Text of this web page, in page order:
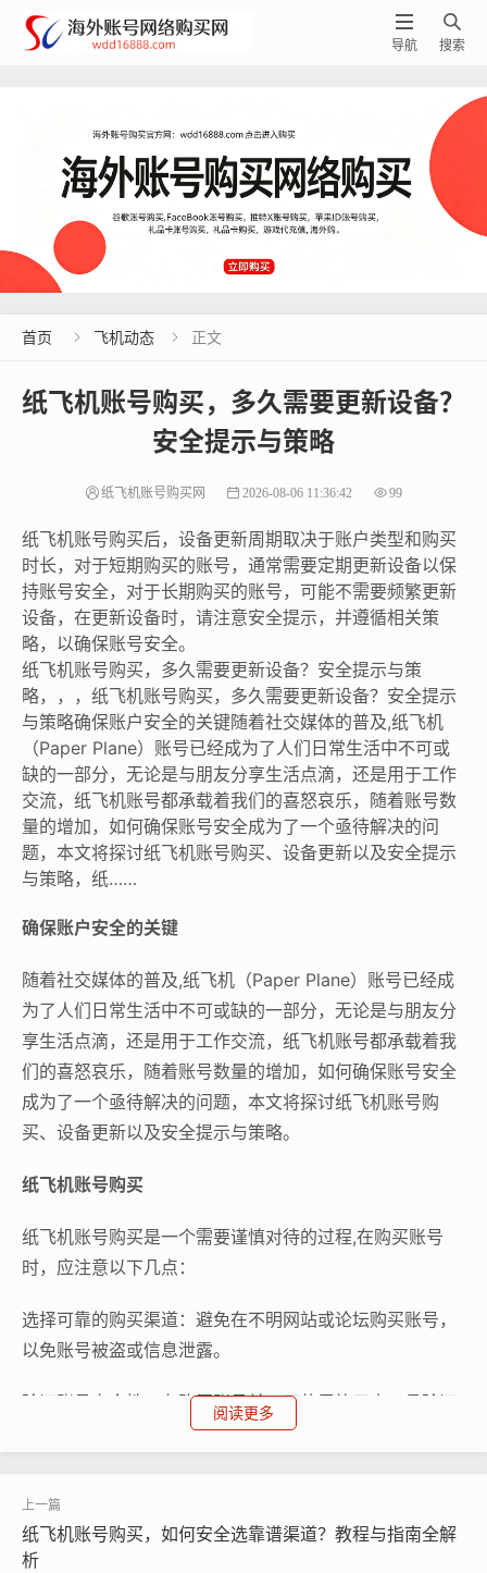

搜索

导航
首页  飞机动态  正文
纸飞机账号购买，多久需要更新设备？
安全提示与策略
纸飞机账号购买网 2026-08-06 11:36:42 99
纸飞机账号购买后，设备更新周期取决于账户类型和购买
时长，对于短期购买的账号，通常需要定期更新设备以保
持账号安全，对于长期购买的账号，可能不需要频繁更新
设备，在更新设备时，请注意安全提示，并遵循相关策
略，以确保账号安全。
纸飞机账号购买，多久需要更新设备？安全提示与策
略，，，纸飞机账号购买，多久需要更新设备？安全提示
与策略确保账户安全的关键随着社交媒体的普及,纸飞机
（Paper Plane）账号已经成为了人们日常生活中不可或
缺的一部分，无论是与朋友分享生活点滴，还是用于工作
交流，纸飞机账号都承载着我们的喜怒哀乐，随着账号数
量的增加，如何确保账号安全成为了一个亟待解决的问
题，本文将探讨纸飞机账号购买、设备更新以及安全提示
与策略，纸……
确保账户安全的关键
随着社交媒体的普及,纸飞机（Paper Plane）账号已经成
为了人们日常生活中不可或缺的一部分，无论是与朋友分
享生活点滴，还是用于工作交流，纸飞机账号都承载着我
们的喜怒哀乐，随着账号数量的增加，如何确保账号安全
成为了一个亟待解决的问题，本文将探讨纸飞机账号购
买、设备更新以及安全提示与策略。
纸飞机账号购买
纸飞机账号购买是一个需要谨慎对待的过程,在购买账号
时，应注意以下几点：
选择可靠的购买渠道：避免在不明网站或论坛购买账号，
以免账号被盗或信息泄露。
验证账号安全性：在购买账号前，可使用第三方工具验证
账号的安全性，如账号活跃度、好友数量等。
阅读更多
纸飞机账号购买，如何安全选靠谱渠道？教程与指南全解
析